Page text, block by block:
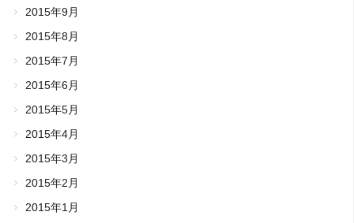
2015年9月
2015年8月
2015年7月
2015年6月
2015年5月
2015年4月
2015年3月
2015年2月
2015年1月